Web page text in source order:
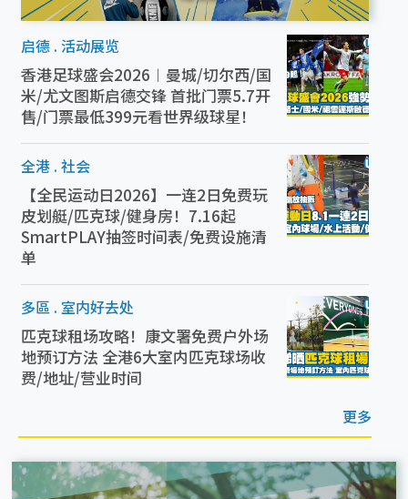
启德 . 活动展览
香港足球盛会2026︱曼城/切尔西/国
米/尤文图斯启德交锋 首批门票5.7开
售/门票最低399元看世界级球星！
全港 . 社会
【全民运动日2026】一连2日免费玩
皮划艇/匹克球/健身房！7.16起
SmartPLAY抽签时间表/免费设施清
单
多區 . 室内好去处
匹克球租场攻略！康文署免费户外场
地预订方法 全港6大室内匹克球场收
费/地址/营业时间
更多